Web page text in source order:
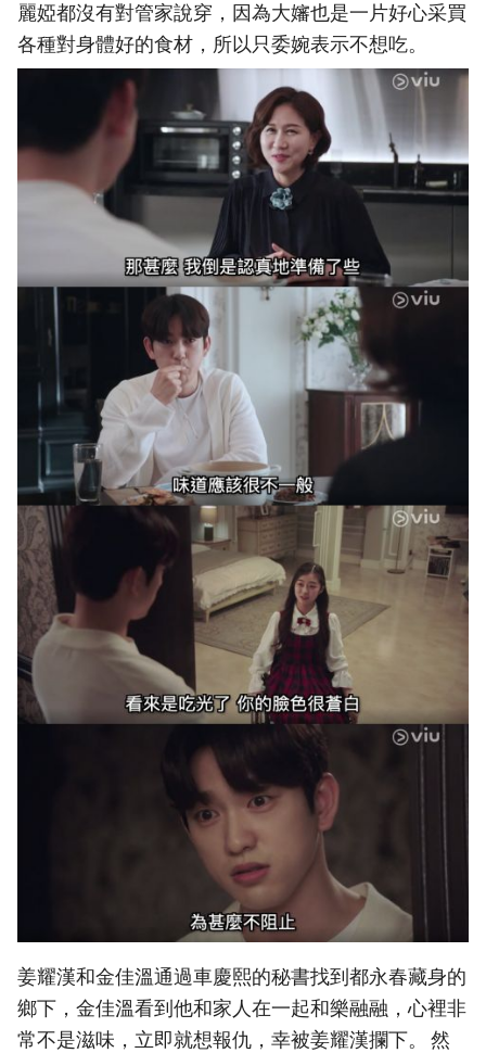
麗婭都沒有對管家說穿，因為大嬸也是一片好心采買
各種對身體好的食材，所以只委婉表示不想吃。
姜耀漢和金佳溫通過車慶熙的秘書找到都永春藏身的
鄉下，金佳溫看到他和家人在一起和樂融融，心裡非
常不是滋味，立即就想報仇，幸被姜耀漢攔下。 然